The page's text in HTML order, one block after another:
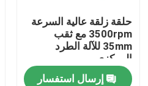
حلقة زلة موصلة
حلقة الانزلاق عالية السرعة
حلقة زلقة عالية السرعة
3500rpm مع ثقب
35mm للآلة الطرد
المركزي
إرسال استفسار